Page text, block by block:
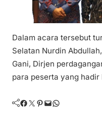
Dalam acara tersebut
Selatan Nurdin
Gani, Dirjen
para peserta yang hadir
Facebook Twitter Pinterest Mail WhatsApp